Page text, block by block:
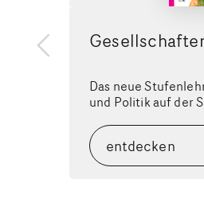
Das neue
und Politik auf der
entdecken